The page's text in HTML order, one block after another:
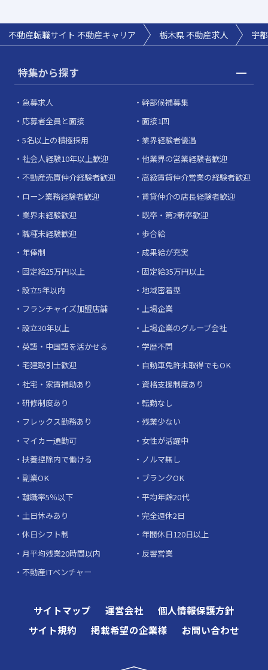
不動産転職サイト 不動産キャリア 栃木県 不動産求人 宇
特集から探す
急募求人
幹部候補募集
応募者全員と面接
面接1回
5名以上の積極採用
業界経験者優遇
社会人経験10年以上歓迎
他業界の営業経験者歓迎
不動産売買仲介経験者歓迎
高級賃貸仲介営業の経験者歓迎
ローン業務経験者歓迎
賃貸仲介の店長経験者歓迎
業界未経験歓迎
既卒・第2新卒歓迎
職種未経験歓迎
歩合給
年俸制
成果給が充実
固定給25万円以上
固定給35万円以上
設立5年以内
地域密着型
フランチャイズ加盟店舗
上場企業
設立30年以上
上場企業のグループ会社
英語・中国語を活かせる
学歴不問
宅建取引士歓迎
自動車免許未取得でもOK
社宅・家賃補助あり
資格支援制度あり
研修制度あり
転勤なし
フレックス勤務あり
残業少ない
マイカー通勤可
女性が活躍中
扶養控除内で働ける
ノルマ無し
副業OK
ブランクOK
離職率5％以下
平均年齢20代
土日休みあり
完全週休2日
休日シフト制
年間休日120日以上
月平均残業20時間以内
反響営業
不動産ITベンチャー
サイトマップ 運営会社
個人情報保護方針
サイト規約
掲載希望の企業様 お問い合わせ